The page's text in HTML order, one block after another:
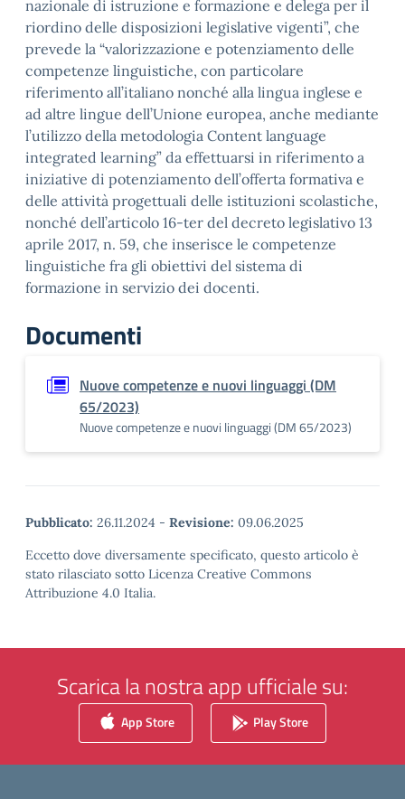
nazionale di istruzione e formazione e delega per il
riordino delle disposizioni legislative vigenti”, che
prevede la “valorizzazione e potenziamento delle
competenze linguistiche, con particolare
riferimento all’italiano nonché alla lingua inglese e
ad altre lingue dell’Unione europea, anche mediante
l’utilizzo della metodologia Content language
integrated learning” da effettuarsi in riferimento a
iniziative di potenziamento dell’offerta formativa e
delle attività progettuali delle istituzioni scolastiche,
nonché dell’articolo 16-ter del decreto legislativo 13
aprile 2017, n. 59, che inserisce le competenze
linguistiche fra gli obiettivi del sistema di
formazione in servizio dei docenti.
Documenti
Nuove competenze e nuovi linguaggi (DM
65/2023)
Nuove competenze e nuovi linguaggi (DM 65/2023)
Pubblicato: 26.11.2024 - Revisione: 09.06.2025
Eccetto dove diversamente specificato, questo articolo è
stato rilasciato sotto Licenza Creative Commons
Attribuzione 4.0 Italia.
Scarica la nostra app ufficiale su:
App Store Play Store